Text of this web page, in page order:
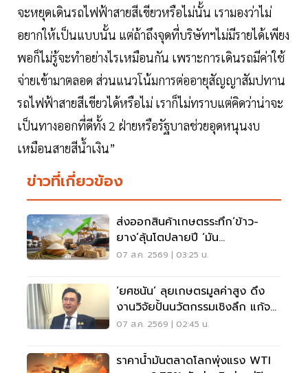
จะหยุดเดินรถไฟฟ้าสายสีเขียวหรือไม่นั้น เรามองว่าไม่
อยากให้เป็นแบบนั้น แต่ถ้าถึงจุดที่บริษัทฯไม่มีรายได้เพียง
พอก็ไม่รู้จะทำอย่างไรเหมือนกัน เพราะการเดินรถมีค่าใช้
จ่ายเข้ามาตลอด ส่วนแนวโน้มการต่ออายุสัญญาสัมปทาน
รถไฟฟ้าสายสีเขียวได้หรือไม่ เราก็ไม่ทราบแต่คิดว่าน่าจะ
เป็นทางออกที่ดีทั้ง 2 ฝ่ายหรือรัฐบาลช่วยอุดหนุนงบ
เหมือนสายสีนํ้าเงิน”
ข่าวที่เกี่ยวข้อง
ส่งออกสินค้าเกษตรระทึก‘ข้าว-
ยาง’ลุ้นโตปลายปี ‘มัน
สำปะหลัง’โคม่ารับผลผลิตวูบ
07 ส.ค. 2569 | 03:25 น.
‘ยศชนัน’ ลุยเกษตรมูลค่าสูง ดึง
งานวิจัยปั้นนวัตกรรมเชิงลึก แก้จน
ทั่วประเทศ
07 ส.ค. 2569 | 02:45 น.
ราคาน้ำมันตลาดโลกพุ่งแรง WTI